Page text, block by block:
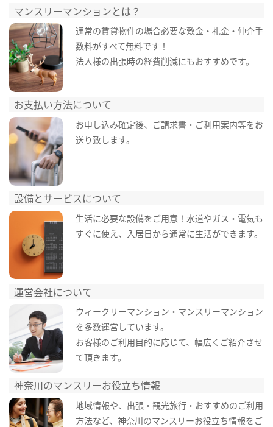
マンスリーマンションとは？
通常の賃貸物件の場合必要な敷金・礼金・仲介手
数料がすべて無料です！
法人様の出張時の経費削減にもおすすめです。
お支払い方法について
お申し込み確定後、ご請求書・ご利用案内等をお
送り致します。
設備とサービスについて
生活に必要な設備をご用意！水道やガス・電気も
すぐに使え、入居日から通常に生活ができます。
運営会社について
ウィークリーマンション・マンスリーマンション
を多数運営しています。
お客様のご利用目的に応じて、幅広くご紹介させ
て頂きます。
神奈川のマンスリーお役立ち情報
地域情報や、出張・観光旅行・おすすめのご利用
方法など、神奈川のマンスリーお役立ち情報をご